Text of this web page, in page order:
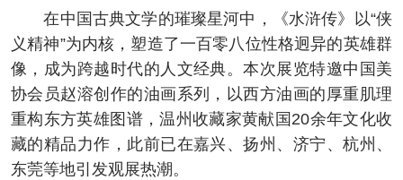
在中国古典文学的璀璨星河中，《水浒传》以“侠
义精神”为内核，塑造了一百零八位性格迥异的英雄群
像，成为跨越时代的人文经典。本次展览特邀中国美
协会员赵溶创作的油画系列，以西方油画的厚重肌理
重构东方英雄图谱，温州收藏家黄献国20余年文化收
藏的精品力作，此前已在嘉兴、扬州、济宁、杭州、
东莞等地引发观展热潮。